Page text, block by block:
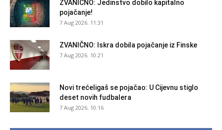
ZVANIČNO: Jedinstvo dobilo kapitalno
pojačanje!
7 Aug 2026. 11:31
ZVANIČNO: Iskra dobila pojačanje iz Finske
7 Aug 2026. 10:21
Novi trećeligaš se pojačao: U Cijevnu stiglo
deset novih fudbalera
7 Aug 2026. 10:16